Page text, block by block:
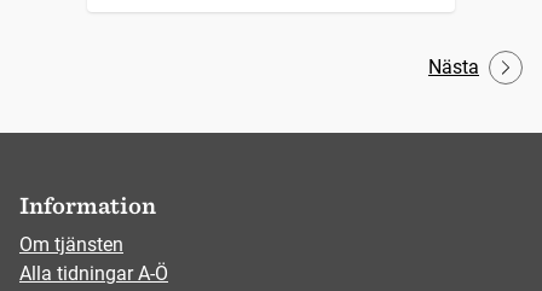
Nästa
Information
Om tjänsten
Alla tidningar A-Ö